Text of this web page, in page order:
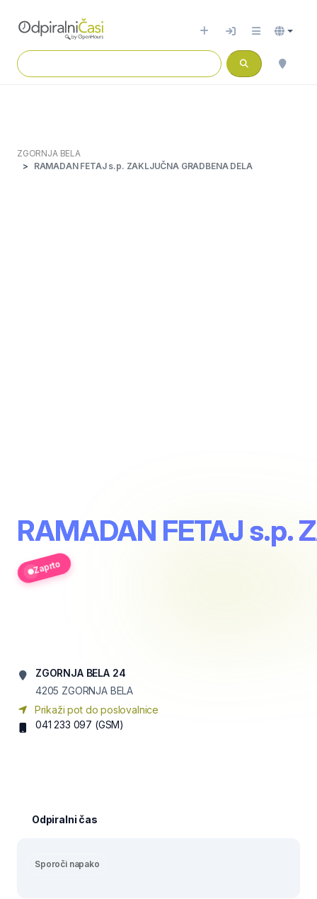
ZGORNJA BELA
RAMADAN FETAJ s.p. ZAKLJUČNA GRADBENA DELA
RAMADAN FETAJ s.p.
Zaprto
ZGORNJA BELA 24
4205 ZGORNJA BELA
Prikaži pot do poslovalnice
041 233 097 (GSM)
Odpiralni čas
Sporoči napako